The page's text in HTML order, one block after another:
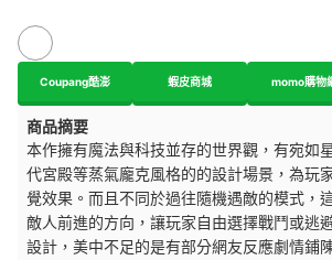
Coupang酷澎 蝦皮商城 momo購物
商品摘要
本作擁有魔法與科技並存的世界觀，有宛如
代宮殿等蒸氣龐克風格的的設計場景，為玩
覺效果。而且不同於過往隨機遇敵的模式，
敵人前進的方向，讓玩家自由選擇戰鬥或逃
設計，美中不足的是有部分網友反應劇情鋪